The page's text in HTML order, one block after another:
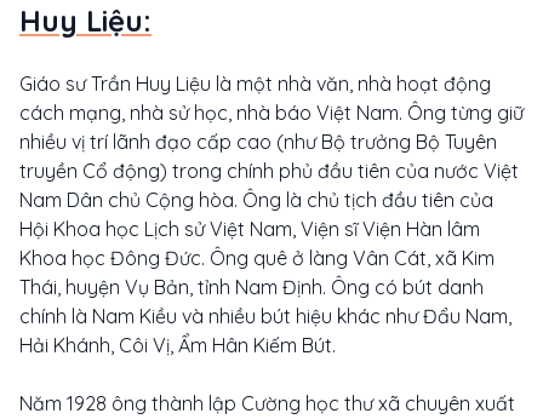
Huy Liệu:
Giáo sư Trần Huy Liệu là một nhà văn, nhà hoạt động
cách mạng, nhà sử học, nhà báo Việt Nam. Ông từng giữ
nhiều vị trí lãnh đạo cấp cao (như Bộ trưởng Bộ Tuyên
truyền Cổ động) trong chính phủ đầu tiên của nước Việt
Nam Dân chủ Cộng hòa. Ông là chủ tịch đầu tiên của
Hội Khoa học Lịch sử Việt Nam, Viện sĩ Viện Hàn lâm
Khoa học Đông Đức. Ông quê ở làng Vân Cát, xã Kim
Thái, huyện Vụ Bản, tỉnh Nam Định. Ông có bút danh
chính là Nam Kiều và nhiều bút hiệu khác như Đẩu Nam,
Hải Khánh, Côi Vị, Ẩm Hân Kiếm Bút.
Năm 1928 ông thành lập Cường học thư xã chuyên xuất